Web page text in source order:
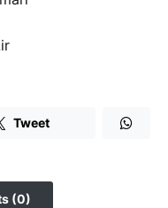
Tweet
(0)